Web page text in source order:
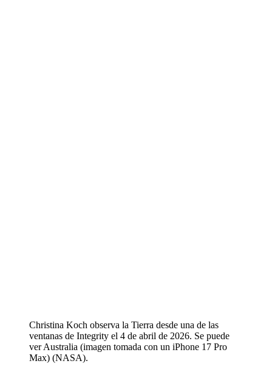
Christina Koch observa la Tierra desde una de las
ventanas de Integrity el 4 de abril de 2026. Se puede
ver Australia (imagen tomada con un iPhone 17 Pro
Max) (NASA).